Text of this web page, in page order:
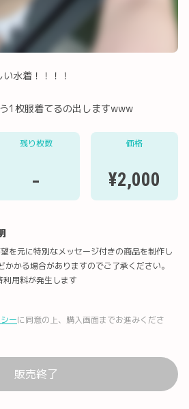
水着！！！！
1枚服着てるの出しますwww
残り枚数
-
価格
¥2,000
を元に特別なメッセージ付きの商品を制作し
かる場合がありますのでご了承ください。
用料が発生します
ーに同意の上、購入画面までお進みくださ
販売終了